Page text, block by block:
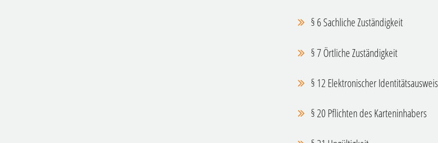
§ 6 Sachliche Zuständigkeit
§ 7 Örtliche Zuständigkeit
§ 12 Elektronischer Identitätsausweis
§ 20 Pflichten des Karteninhabers